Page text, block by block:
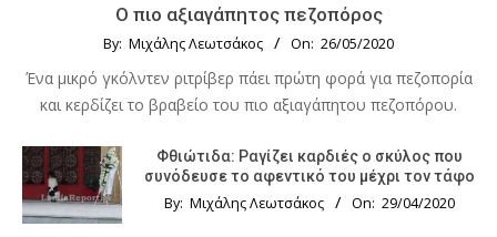
Ο πιο αξιαγάπητος πεζοπόρος
By: Μιχάλης Λεωτσάκος On: 26/05/2020
Ένα μικρό γκόλντεν ριτρίβερ πάει πρώτη φορά για πεζοπορία
και κερδίζει το βραβείο του πιο αξιαγάπητου πεζοπόρου.
Φθιώτιδα: Ραγίζει καρδιές ο σκύλος που
συνόδευσε το αφεντικό του μέχρι τον τάφο
By: Μιχάλης Λεωτσάκος On: 29/04/2020